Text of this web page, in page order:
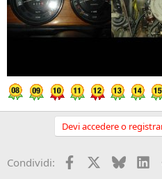
Devi accedere o
Condividi: FacebookX (Twitter)
Bluesky